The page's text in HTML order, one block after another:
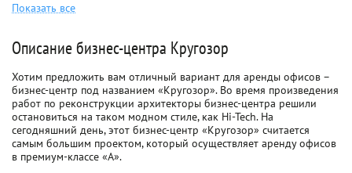
Показать все
Описание бизнес-центра Кругозор
Хотим предложить вам отличный вариант для аренды офисов –
бизнес-центр под названием «Кругозор». Во время произведения
работ по реконструкции архитекторы бизнес-центра решили
остановиться на таком модном стиле, как Hi-Tech. На
сегодняшний день, этот бизнес-центр «Кругозор» считается
самым большим проектом, который осуществляет аренду офисов
в премиум-классе «А».